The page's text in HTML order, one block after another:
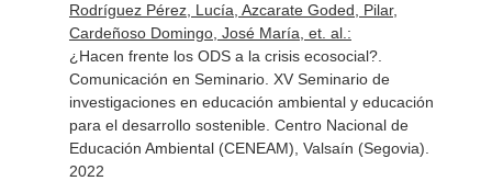
Rodríguez Pérez, Lucía, Azcarate Goded, Pilar,
Cardeñoso Domingo, José María, et. al.:
¿Hacen frente los ODS a la crisis ecosocial?.
Comunicación en Seminario. XV Seminario de
investigaciones en educación ambiental y educación
para el desarrollo sostenible. Centro Nacional de
Educación Ambiental (CENEAM), Valsaín (Segovia).
2022